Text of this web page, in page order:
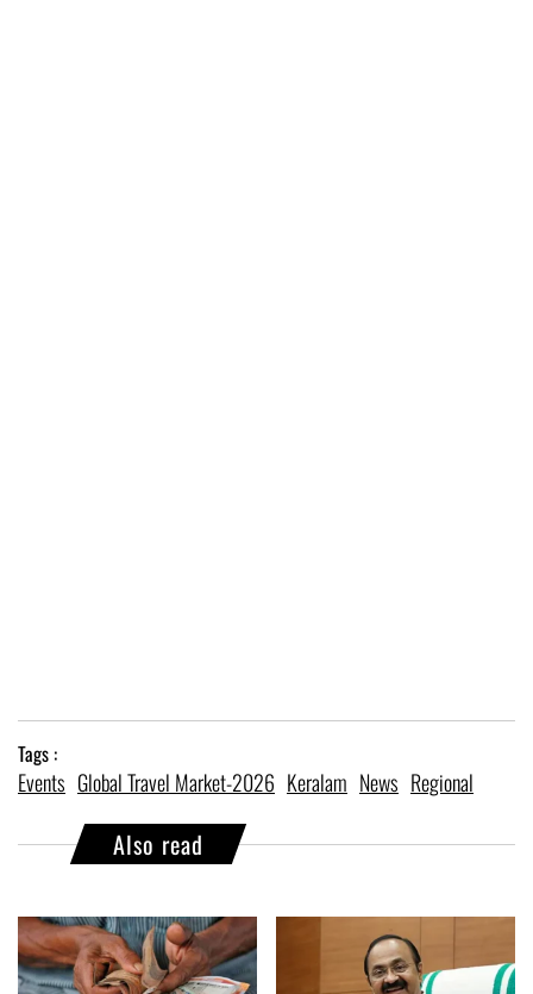
Tags :
Events Global Travel Market-2026 Keralam News Regional
Also read